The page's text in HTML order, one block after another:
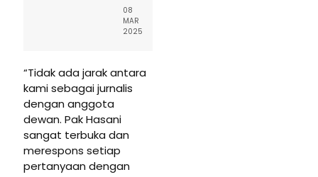
08
MAR
2025
“Tidak ada jarak antara
kami sebagai jurnalis
dengan anggota
dewan. Pak Hasani
sangat terbuka dan
merespons setiap
pertanyaan dengan